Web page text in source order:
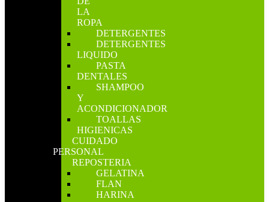
LA
ROPA
DETERGENTES
DETERGENTES
LIQUIDO
PASTA
DENTALES
SHAMPOO
Y
ACONDICIONADOR
TOALLAS
HIGIENICAS
CUIDADO
PERSONAL
REPOSTERIA
GELATINA
FLAN
HARINA